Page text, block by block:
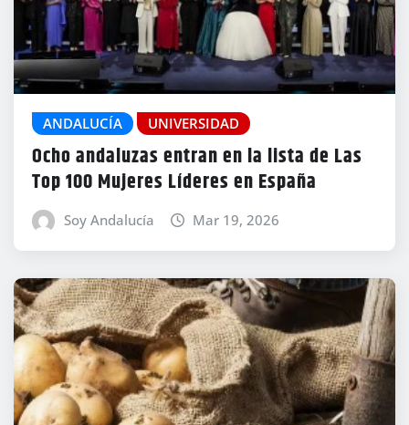
ANDALUCÍA UNIVERSIDAD
Ocho andaluzas entran en la lista de Las
Top 100 Mujeres Líderes en España
Soy Andalucía Mar 19, 2026